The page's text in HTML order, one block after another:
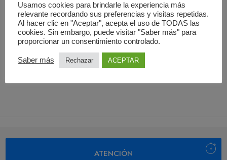
Añadir al carrito
Seminograma en Fuenlabrada
100,00€
Añadir al carrito
Limpieza dental en Madrid
30,00€
ATENCIÓN
Usamos cookies para brindarle la experiencia más
relevante recordando sus preferencias y visitas repetidas.
Al hacer clic en "Aceptar", acepta el uso de TODAS las
cookies. Sin embargo, puede visitar "Saber más" para
proporcionar un consentimiento controlado.
Saber más Rechazar ACEPTAR